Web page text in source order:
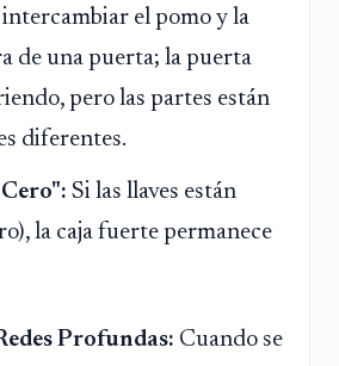
intercambiar el pomo y la
de una puerta; la puerta
pero las partes están
diferentes.
Si las llaves están
la caja fuerte permanece
Profundas: Cuando se